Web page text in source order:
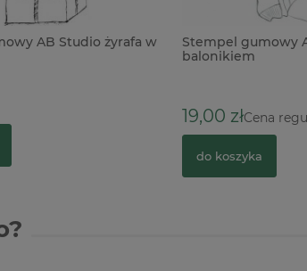
AB Studio żyrafa w
Stempel gumowy
balonikiem
19,00 złCena
do koszyka